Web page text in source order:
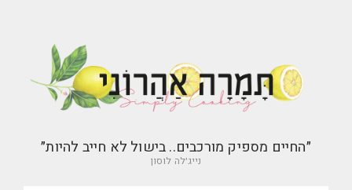
״החיים מספיק מורכבים.. בישול לא חייב להיות״
נייג׳לה לוסון